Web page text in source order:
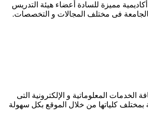
مميزة للسادة أعضاء هيئة التدريس
بالجامعة فى مختلف المجالات و التخصصات.
الخدمات المعلوماتية و الإلكترونية التى
بمختلف كلياتها من خلال الموقع بكل سهولة